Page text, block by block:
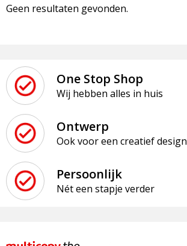
Geen resultaten gevonden.
One Stop Shop
Wij hebben alles in huis
Ontwerp
Ook voor een creatief design
Persoonlijk
Nét een stapje verder